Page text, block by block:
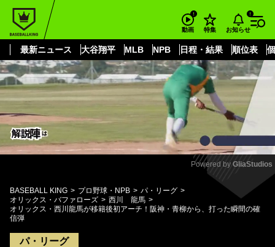
動画 特集 お知らせ
最新ニュース 大谷翔平 MLB NPB 日程・結果 順位表
もっと見る
Mute
Powered by GliaStudios
BASEBALL KING プロ野球・NPB
パ・リーグ
オリックス・バファローズ
西川 龍馬
オリックス・西川龍馬が移籍後初アーチ！阪神・青柳から、打った瞬間の確
信弾
パ・リーグ